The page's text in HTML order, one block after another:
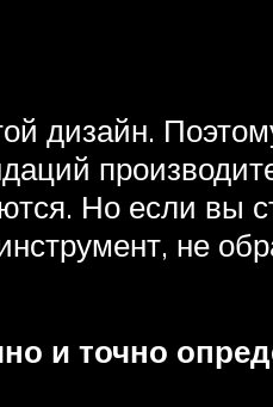
дизайн.
Но если вы
не
и точно